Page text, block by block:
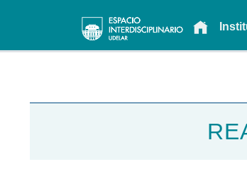
Main navigation